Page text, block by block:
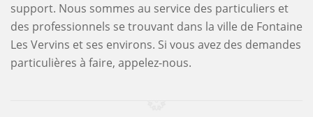
support. Nous sommes au service des particuliers et
des professionnels se trouvant dans la ville de Fontaine
Les Vervins et ses environs. Si vous avez des demandes
particulières à faire, appelez-nous.